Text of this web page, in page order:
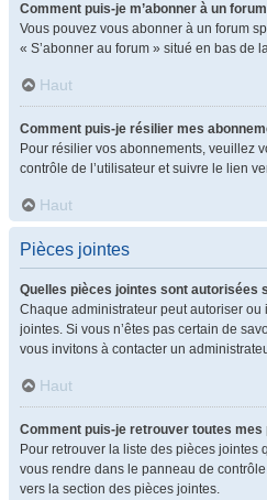
Comment puis-je m’abonner à un
Vous pouvez vous abonner à un forum
« S’abonner au forum » situé en bas de
Haut
Comment puis-je résilier mes
Pour résilier vos abonnements, veuillez
contrôle de l’utilisateur et suivre le lien
Haut
Pièces jointes
Quelles pièces jointes sont autorisées
Chaque administrateur peut autoriser
jointes. Si vous n’êtes pas certain de
vous invitons à contacter un
Haut
Comment puis-je retrouver toutes mes
Pour retrouver la liste des pièces jointes
vous rendre dans le panneau de
vers la section des pièces jointes.